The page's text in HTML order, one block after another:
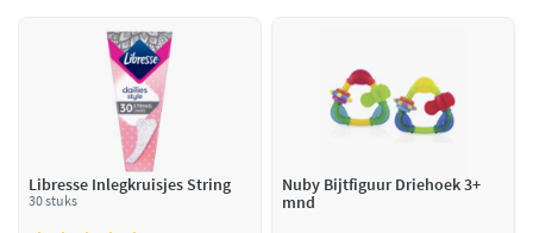
Libresse Inlegkruisjes String
30 stuks
Nuby Bijtfiguur Driehoek 3+
mnd